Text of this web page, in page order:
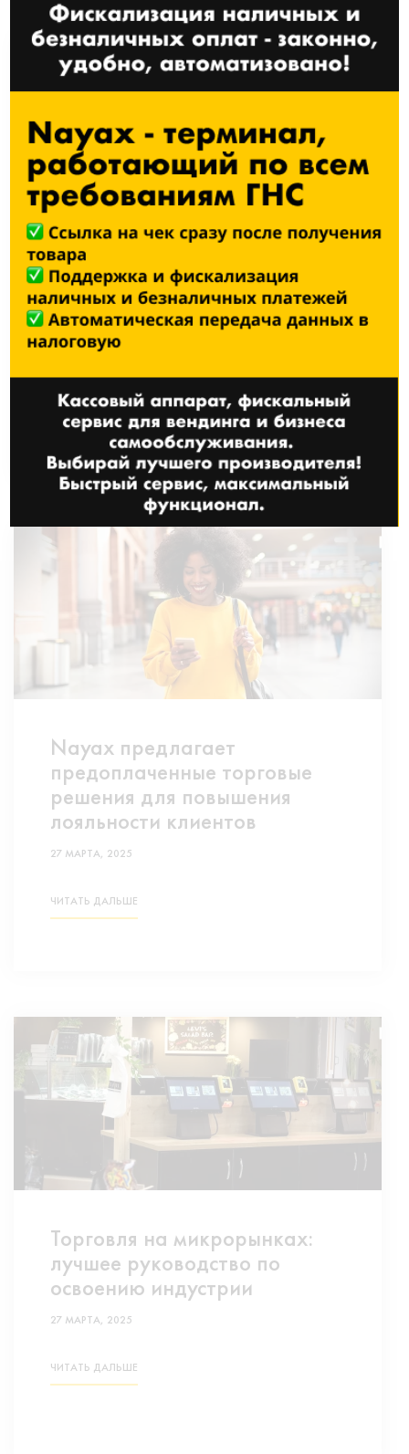
Nayax улучшает уникальное
предложение BreakTime
Group и обеспечивает им
гарантированную прибыль и
рост продаж
ЧИТАТЬ ДАЛЬШЕ
Nayax предлагает
предоплаченные торговые
решения для повышения
лояльности клиентов
27 МАРТА, 2025
ЧИТАТЬ ДАЛЬШЕ
Торговля на микрорынках:
лучшее руководство по
освоению индустрии
27 МАРТА, 2025
ЧИТАТЬ ДАЛЬШЕ